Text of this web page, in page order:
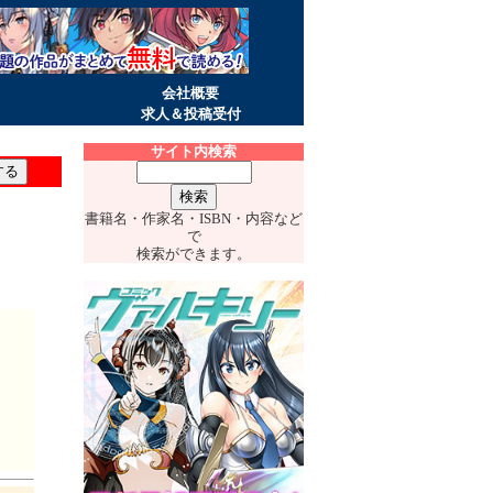
会社概要
求人＆投稿受付
サイト内検索
書籍名・作家名・ISBN・内容など
で
検索ができます。